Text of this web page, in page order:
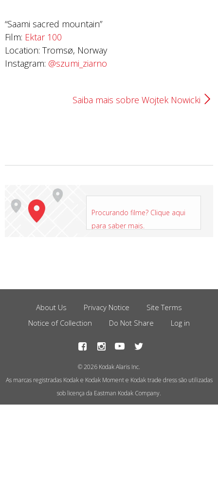
“Saami sacred mountain”
Film: Ektar 100
Location: Tromsø, Norway
Instagram: @szumi_ziarno
Saiba mais sobre Wojtek Nowicki
Procurando filme? Clique aqui
para saber mais.
Footer
Menu
About Us Privacy Notice
Site Terms
Notice of Collection
Do Not Share Log in
© 2026 Kodak Alaris Inc.
As marcas registradas Kodak e Kodak Moment e Kodak trade dress são utilizadas
sob licença da Eastman Kodak Company.